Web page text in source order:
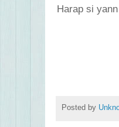
Harap si
Posted by